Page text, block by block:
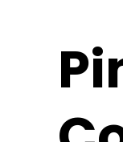
contenido